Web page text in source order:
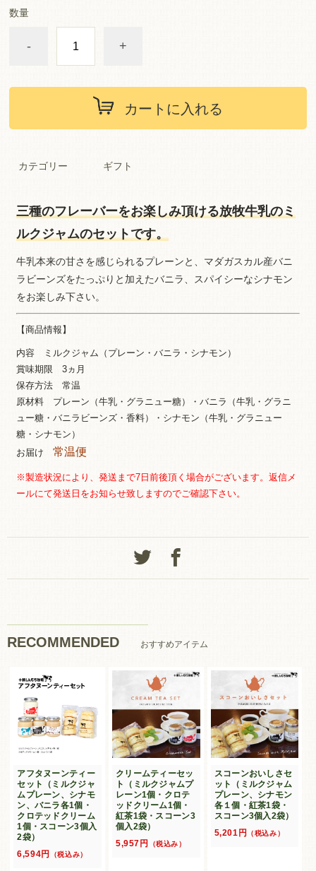
数量
- +
カートに入れる
カテゴリー ギフト
三種のフレーバーをお楽しみ頂ける放牧牛乳のミ
ルクジャムのセットです。
牛乳本来の甘さを感じられるプレーンと、マダガスカル産バニ
ラビーンズをたっぷりと加えたバニラ、スパイシーなシナモン
をお楽しみ下さい。
【商品情報】
内容 ミルクジャム（プレーン・バニラ・シナモン）
賞味期限 3ヵ月
保存方法 常温
原材料 プレーン（牛乳・グラニュー糖）・バニラ（牛乳・グラニ
ュー糖・バニラビーンズ・香料）・シナモン（牛乳・グラニュー
糖・シナモン）
お届け 常温便
※製造状況により、発送まで7日前後頂く場合がございます。 返信メ
ールにて発送日をお知らせ致しますのでご確認下さい。
RECOMMENDED おすすめアイテム
アフタヌーンティー
セット（ミルクジャ
ムプレーン、シナモ
ン、バニラ各1個・
クロテッドクリーム
1個・スコーン3個入
2袋）
6,594円
（税込み）
クリームティーセッ
ト（ミルクジャムプ
レーン1個・クロテ
ッドクリーム1個・
紅茶1袋・スコーン3
個入2袋）
5,957円
（税込み）
スコーンおいしさセ
ット（ミルクジャム
プレーン、シナモン
各１個・紅茶1袋・
スコーン3個入2袋）
5,201円
（税込み）